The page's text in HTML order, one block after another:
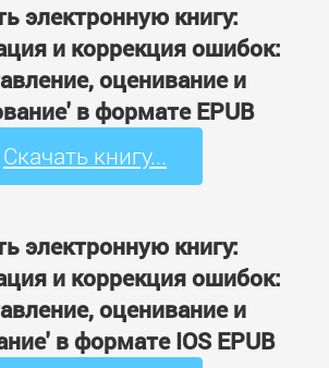
электронную книгу:
и коррекция ошибок:
оценивание и
в формате EPUB
Скачать книгу...
электронную книгу:
и коррекция ошибок:
оценивание и
в формате IOS EPUB